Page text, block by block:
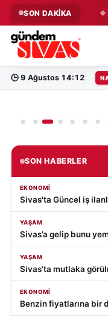
SON DAKİKA
belli oldu
🕒 9 Ağustos 14:12
Hikâyesi:
Çini,
Vakfiye
ve
Hayat
Ağacı
1 2 3 4 5 6 7
SON HABERLER
EKONOMI
Sivas'ta Güncel iş
YAŞAM
Sivas’a gelip bunu
YAŞAM
Sivas’ta mutlaka
EKONOMI
Benzin fiyatlarına bir